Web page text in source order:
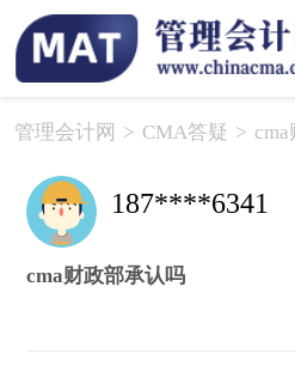
管理会计网 > CMA答疑 >
187****6341
cma财政部承认吗